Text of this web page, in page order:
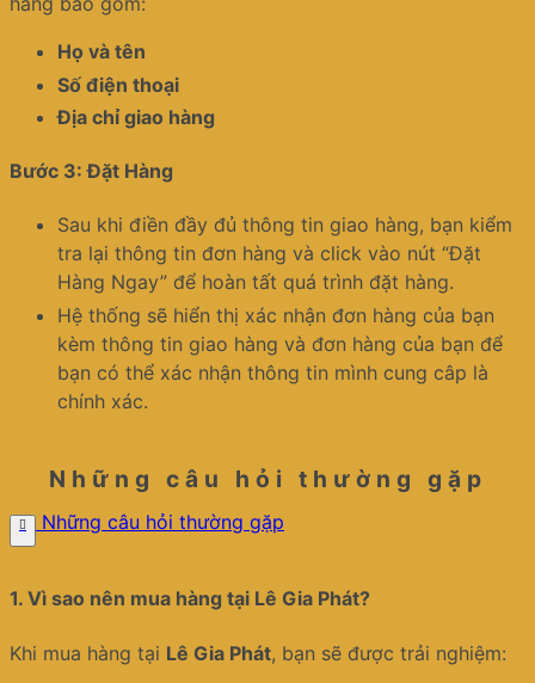
Họ và tên
Số điện thoại
Địa chỉ giao hàng
Bước 3: Đặt Hàng
Sau khi điền đầy đủ thông tin giao hàng, bạn kiểm
tra lại thông tin đơn hàng và click vào nút “Đặt
Hàng Ngay” để hoàn tất quá trình đặt hàng.
Hệ thống sẽ hiển thị xác nhận đơn hàng của bạn
kèm thông tin giao hàng và đơn hàng của bạn để
bạn có thể xác nhận thông tin mình cung câp là
chính xác.
Những câu hỏi thường gặp
Những câu hỏi thường gặp
1. Vì sao nên mua hàng tại Lê Gia Phát?
Khi mua hàng tại Lê Gia Phát, bạn sẽ được trải nghiệm: